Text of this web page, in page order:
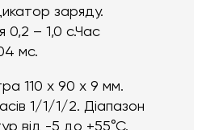
заряду.
0,2 – 1,0 с.Час
мс.
110 x 90 x 9 мм.
1/1/1/2. Діапазон
від -5 до +55°С.